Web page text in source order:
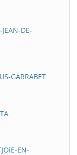
DE-
GARRABET
EN-